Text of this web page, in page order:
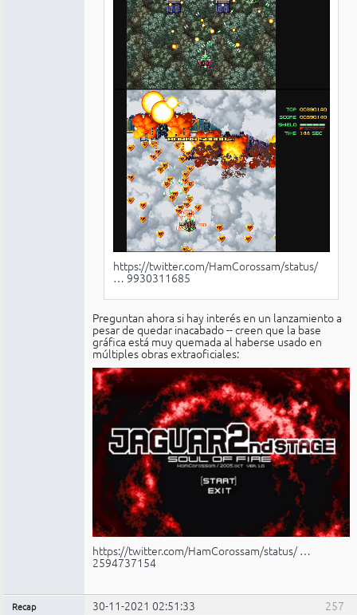
https://twitter.com/HamCorossam/status/
… 9930311685
Preguntan ahora si hay interés en un lanzamiento a
pesar de quedar inacabado -- creen que la base
gráfica está muy quemada al haberse usado en
múltiples obras extraoficiales:
https://twitter.com/HamCorossam/status/ …
2594737154
257
Recap 30-11-2021 02:51:33